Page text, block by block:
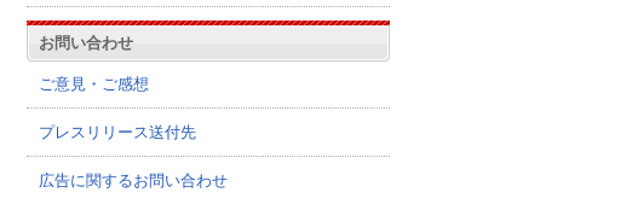
お問い合わせ
ご意見・ご感想
プレスリリース送付先
広告に関するお問い合わせ